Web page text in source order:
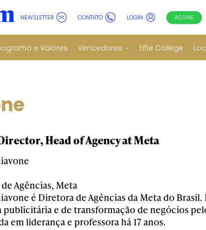
NEWSLETTER CONTATO LOGIN ASSINE
e Valores Vencedores Effie College
Head of Agency at Meta
Agências, Meta
é Diretora de Agências da Meta do
e de transformação de negócios
em liderança e professora há 17 anos.